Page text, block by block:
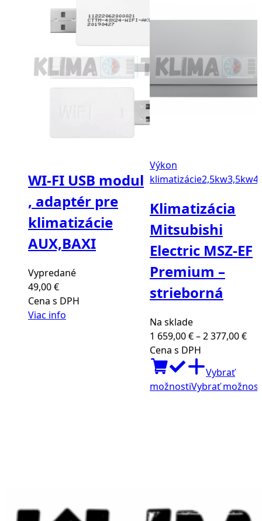
WI-FI USB modul
, adaptér pre
klimatizácie
AUX,BAXI
Vypredané
49,00€
Cena s DPH
Viac info
Výkon
klimatizácie2,5kw3,5kw
Klimatizácia
Mitsubishi
Electric MSZ-EF
Premium –
strieborná
Na sklade
1 659,00€–2 377,00€
Cena s DPH
Vybrať
možnostiVybrať